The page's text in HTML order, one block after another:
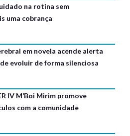
na rotina sem
uma cobrança
em novela acende alerta
evoluir de forma silenciosa
IV M’Boi Mirim promove
com a comunidade